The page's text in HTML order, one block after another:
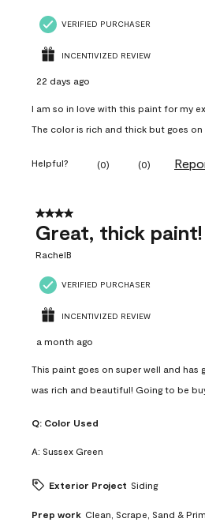
VERIFIED PURCHASER
INCENTIVIZED REVIEW
22 days ago
I am so in love with this paint for my
The color is rich and thick but goes on
Helpful? (0) (0)
4 out of 5 stars.
Great, thick paint!
RachelB
VERIFIED PURCHASER
INCENTIVIZED REVIEW
a month ago
This paint goes on super well and has
was rich and beautiful! Going to be
Q: Color Used
A: Sussex Green
Exterior Project Siding
Prep work Clean, Scrape, Sand &